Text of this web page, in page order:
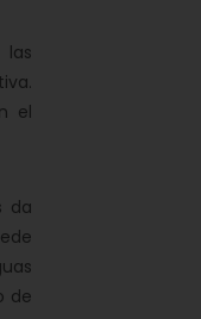
el
da
de